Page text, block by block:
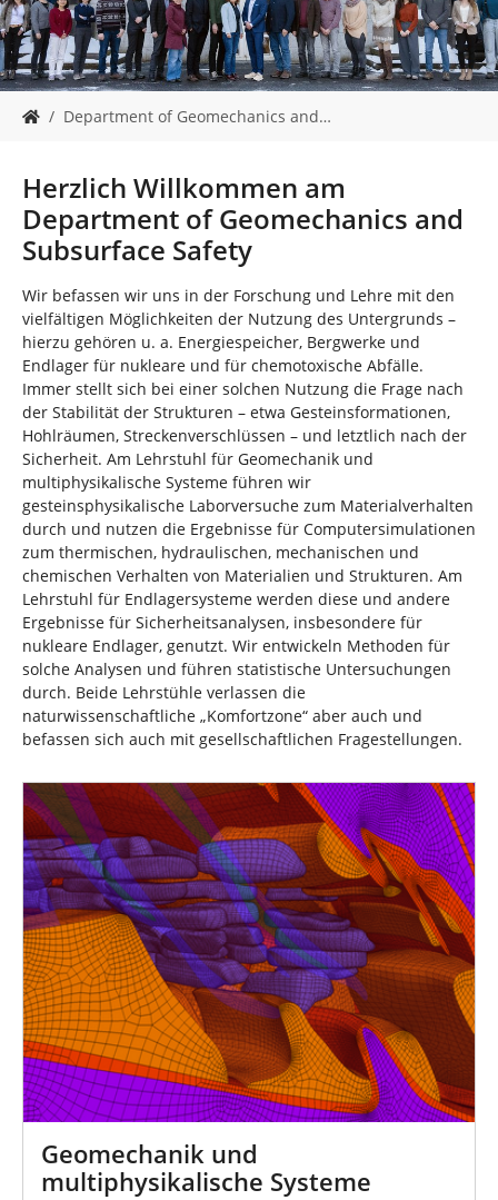
i
i
n
d
h
i
e
r
:
Department of Geomechanics and…
Herzlich Willkommen am
Department of Geomechanics and
Subsurface Safety
Wir befassen wir uns in der Forschung und Lehre mit den
vielfältigen Möglichkeiten der Nutzung des Untergrunds –
hierzu gehören u. a. Energiespeicher, Bergwerke und
Endlager für nukleare und für chemotoxische Abfälle.
Immer stellt sich bei einer solchen Nutzung die Frage nach
der Stabilität der Strukturen – etwa Gesteinsformationen,
Hohlräumen, Streckenverschlüssen – und letztlich nach der
Sicherheit. Am Lehrstuhl für Geomechanik und
multiphysikalische Systeme führen wir
gesteinsphysikalische Laborversuche zum Materialverhalten
durch und nutzen die Ergebnisse für Computersimulationen
zum thermischen, hydraulischen, mechanischen und
chemischen Verhalten von Materialien und Strukturen. Am
Lehrstuhl für Endlagersysteme werden diese und andere
Ergebnisse für Sicherheitsanalysen, insbesondere für
nukleare Endlager, genutzt. Wir entwickeln Methoden für
solche Analysen und führen statistische Untersuchungen
durch. Beide Lehrstühle verlassen die
naturwissenschaftliche „Komfortzone“ aber auch und
befassen sich auch mit gesellschaftlichen Fragestellungen.
Geomechanik und
multiphysikalische Systeme